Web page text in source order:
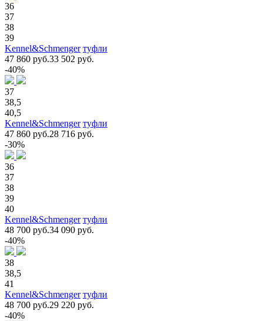
36
37
38
39
Kennel&Schmenger туфли
47 860 руб.33 502 руб.
-40%
37
38,5
40,5
Kennel&Schmenger туфли
47 860 руб.28 716 руб.
-30%
36
37
38
39
40
Kennel&Schmenger туфли
48 700 руб.34 090 руб.
-40%
38
38,5
41
Kennel&Schmenger туфли
48 700 руб.29 220 руб.
-40%